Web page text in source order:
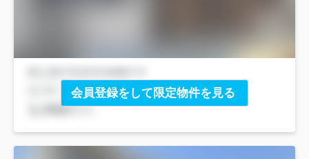
会員登録をして限定物件を見る